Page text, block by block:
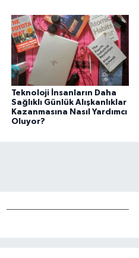
Teknoloji İnsanların Daha
Sağlıklı Günlük Alışkanlıklar
Kazanmasına Nasıl Yardımcı
Oluyor?